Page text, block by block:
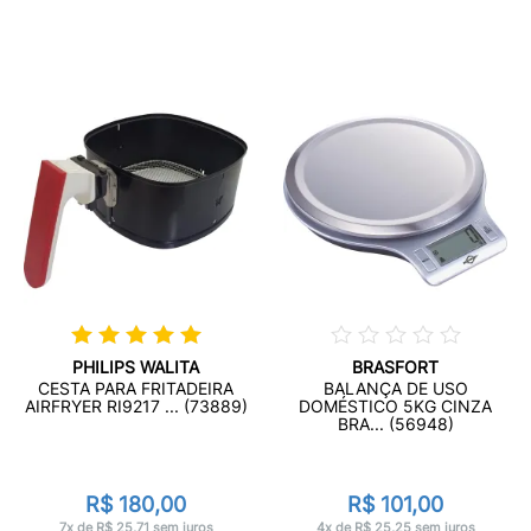
PHILIPS WALITA
CESTA PARA FRITADEIRA
AIRFRYER RI9217 ... (73889)
R$ 180,00
7x de R$ 25,71 sem juros
BRASFORT
BALANÇA DE USO
DOMÉSTICO 5KG CINZA
BRA... (56948)
R$ 101,00
4x de R$ 25,25 sem juros